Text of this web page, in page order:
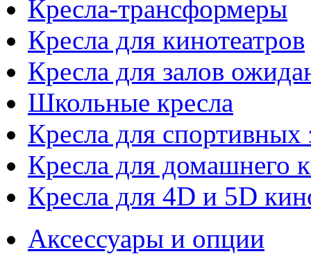
Кресла-трансформеры
Кресла для кинотеатров
Кресла для залов
Школьные кресла
Кресла для спортивных
Кресла для домашнего
Кресла для 4D и 5D
Аксессуары и опции